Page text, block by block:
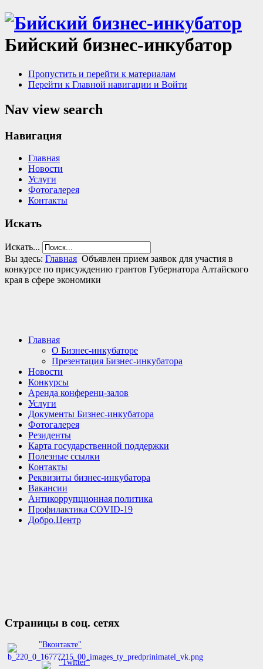
Бийский бизнес-инкубатор
Пропустить и перейти к материалам
Перейти к Главной навигации и Войти
Nav view search
Навигация
Главная
Новости
Услуги
Фотогалерея
Контакты
Искать
Искать...
Вы здесь: Главная Объявлен прием заявок для участия в
конкурсе по присуждению грантов Губернатора Алтайского
края в сфере экономики
Главная
О Бизнес-инкубаторе
Презентация Бизнес-инкубатора
Новости
Конкурсы
Аренда конференц-залов
Услуги
Документы Бизнес-инкубатора
Фотогалерея
Резиденты
Карта государственной поддержки
Полезные ссылки
Контакты
Реквизиты бизнес-инкубатора
Вакансии
Антикоррупционная политика
Профилактика COVID-19
Добро.Центр
Страницы в соц. сетях
"Вконтакте"
"Twitter"